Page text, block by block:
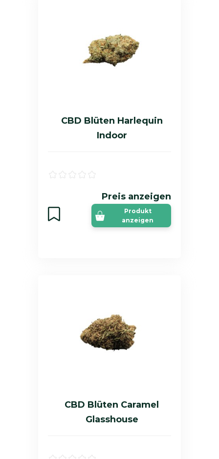
CBD Blüten Harlequin
Indoor
Preis anzeigen
Produkt
anzeigen
CBD Blüten Caramel
Glasshouse